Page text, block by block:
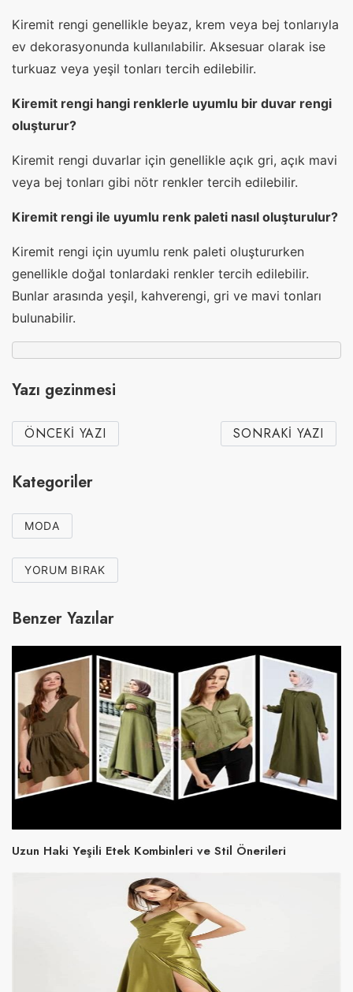
Kiremit rengi genellikle beyaz, krem veya bej tonlarıyla
ev dekorasyonunda kullanılabilir. Aksesuar olarak ise
turkuaz veya yeşil tonları tercih edilebilir.
Kiremit rengi hangi renklerle uyumlu bir duvar rengi
oluşturur?
Kiremit rengi duvarlar için genellikle açık gri, açık mavi
veya bej tonları gibi nötr renkler tercih edilebilir.
Kiremit rengi ile uyumlu renk paleti nasıl oluşturulur?
Kiremit rengi için uyumlu renk paleti oluştururken
genellikle doğal tonlardaki renkler tercih edilebilir.
Bunlar arasında yeşil, kahverengi, gri ve mavi tonları
bulunabilir.
Yazı gezinmesi
ÖNCEKI YAZI SONRAKI YAZI
Kategoriler
MODA
YORUM BIRAK
Benzer Yazılar
Uzun Haki Yeşili Etek Kombinleri ve Stil Önerileri